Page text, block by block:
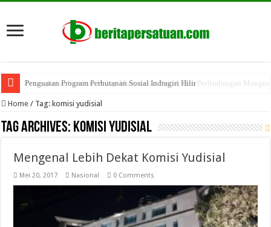
Peningkatan Kualitas Hidup Masyarakat Pesisir Dan Perlindungan
Penguatan Program Perhutanan Sosial Indragiri Hilir
Home / Tag: komisi yudisial
Tag Archives: komisi yudisial
Mengenal Lebih Dekat Komisi Yudisial
Mei 20, 2017 Nasional 0 Comments